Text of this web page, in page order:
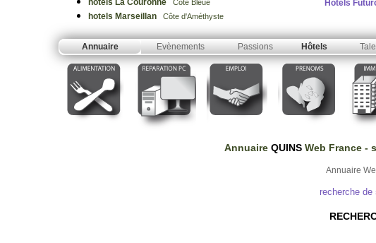
hotels La Couronne Côte Bleue
hotels Marseillan Côte d'Améthyste
Hôtels
Annuaire Evènements Passions Hôtels
Annuaire QUINSWeb France-
Annuaire
recherche